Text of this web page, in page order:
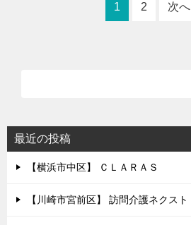
1 2 次へ
最近の投稿
【横浜市中区】 ＣＬＡＲＡＳ
【川崎市宮前区】 訪問介護ネクスト